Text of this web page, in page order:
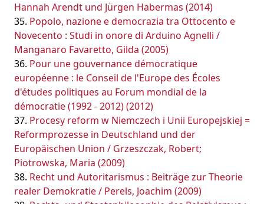
Hannah Arendt und Jürgen Habermas (2014)
Popolo, nazione e democrazia tra Ottocento e
Novecento : Studi in onore di Arduino Agnelli /
Manganaro Favaretto, Gilda (2005)
Pour une gouvernance démocratique
européenne : le Conseil de l'Europe des Écoles
d'études politiques au Forum mondial de la
démocratie (1992 - 2012) (2012)
Procesy reform w Niemczech i Unii Europejskiej =
Reformprozesse in Deutschland und der
Europäischen Union / Grzeszczak, Robert;
Piotrowska, Maria (2009)
Recht und Autoritarismus : Beiträge zur Theorie
realer Demokratie / Perels, Joachim (2009)